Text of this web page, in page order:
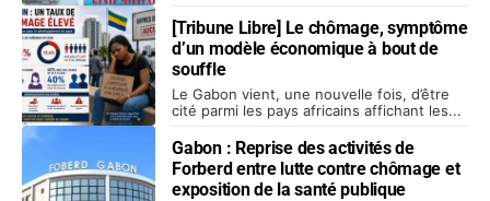
[Tribune Libre] Le chômage, symptôme
d’un modèle économique à bout de
souffle
Le Gabon vient, une nouvelle fois, d’être
cité parmi les pays africains affichant les...
Gabon : Reprise des activités de
Forberd entre lutte contre chômage et
exposition de la santé publique